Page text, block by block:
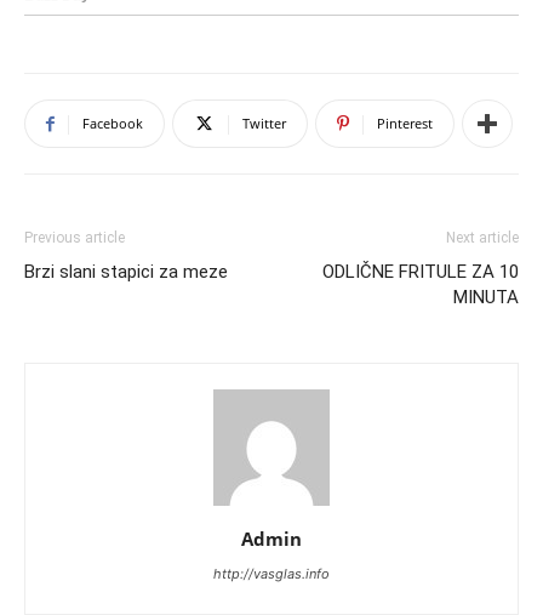
Facebook Twitter Pinterest
Previous article
Brzi slani stapici za meze
Next article
ODLIČNE FRITULE ZA 10
MINUTA
Admin
http://vasglas.info